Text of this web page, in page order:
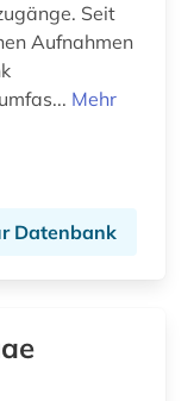
Seit
Aufnahmen
Mehr
Datenbank